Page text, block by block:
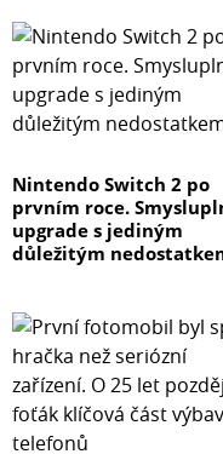
Nintendo Switch 2 po
prvním roce.
upgrade s jediným
důležitým